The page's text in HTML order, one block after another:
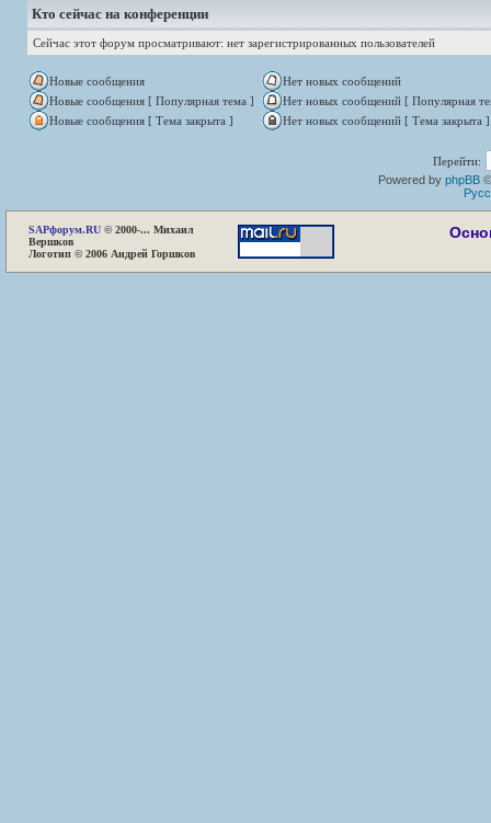
Кто сейчас на конференции
Сейчас этот форум просматривают: нет зарегистрированных пользователей
Новые сообщения
Нет новых сообщений
Новые сообщения [ Популярная тема ]
Нет новых сообщений [ Популярная
Новые сообщения [ Тема закрыта ]
Нет новых сообщений [ Тема закрыта ]
Перейти:
Powered by phpBB
SAPфорум.RU © 2000-... Михаил
Вершков
Логотип © 2006 Андрей Горшков